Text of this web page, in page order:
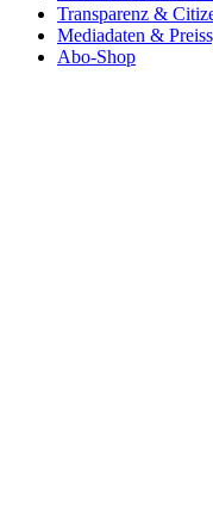
Transparenz &
Mediadaten &
Abo-Shop